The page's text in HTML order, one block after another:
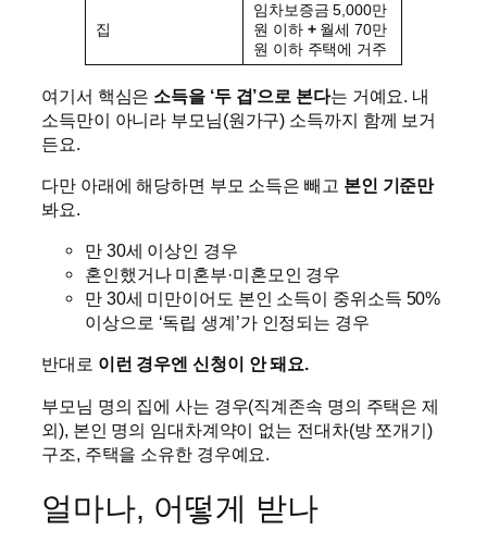
집
임차보증금 5,000만
원 이하 +월세 70만
원 이하 주택에 거주
여기서 핵심은 소득을 ‘두 겹’으로 본다는 거예요. 내
소득만이 아니라 부모님(원가구) 소득까지 함께 보거
든요.
다만 아래에 해당하면 부모 소득은 빼고 본인 기준만
봐요.
만 30세 이상인 경우
혼인했거나 미혼부·미혼모인 경우
만 30세 미만이어도 본인 소득이 중위소득 50%
이상으로 ‘독립 생계’가 인정되는 경우
반대로 이런 경우엔 신청이 안 돼요.
부모님 명의 집에 사는 경우(직계존속 명의 주택은 제
외), 본인 명의 임대차계약이 없는 전대차(방 쪼개기)
구조, 주택을 소유한 경우예요.
얼마나, 어떻게 받나